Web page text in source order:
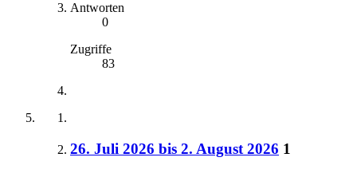
Antworten
0
Zugriffe
83
26. Juli 2026 bis 2. August 2026 1